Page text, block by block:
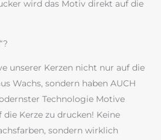
wird das Motiv direkt auf die
unserer Kerzen nicht nur auf die
Wachs, sondern haben AUCH
Technologie Motive
Kerze zu drucken! Keine
sondern wirklich